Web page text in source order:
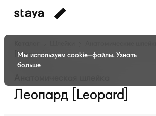
[Leopard]
Леопард [Leopard]
Мы используем cookie–файлы. Узнать
больше